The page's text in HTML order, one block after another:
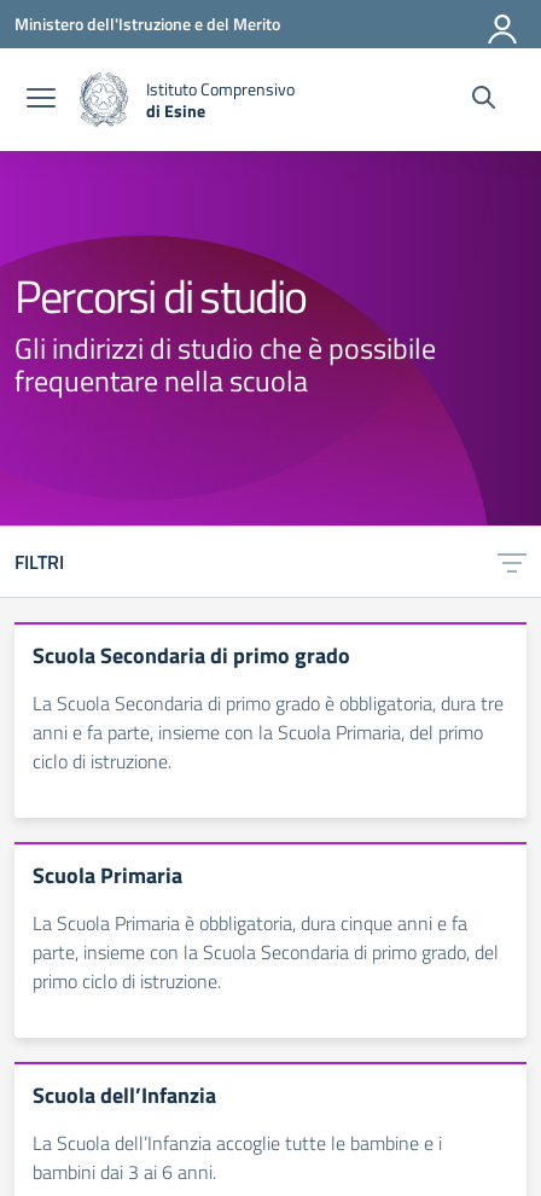
Vai ai contenuti
Vai al menu di navigazione
Vai al footer
Ministero dell'Istruzione e del Merito
Istituto Comprensivo
di Esine
Percorsi di studio
Gli indirizzi di studio che è possibile
frequentare nella scuola
FILTRI
Scuola Secondaria di primo grado
La Scuola Secondaria di primo grado è obbligatoria, dura tre
anni e fa parte, insieme con la Scuola Primaria, del primo
ciclo di istruzione.
Scuola Primaria
La Scuola Primaria è obbligatoria, dura cinque anni e fa
parte, insieme con la Scuola Secondaria di primo grado, del
primo ciclo di istruzione.
Scuola dell’Infanzia
La Scuola dell’Infanzia accoglie tutte le bambine e i
bambini dai 3 ai 6 anni.